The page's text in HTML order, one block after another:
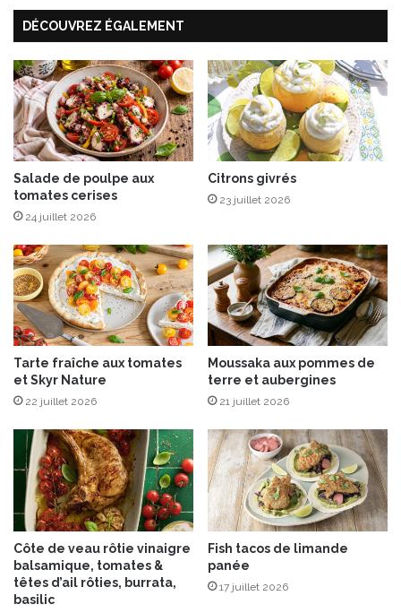
m
e
d
e
b
a
l
s
a
m
i
u
e
s
h
a
u
d
e
s
,
b
l
a
c
s
d
e
p
o
r
e
a
n
d
o
u
DÉCOUVREZ ÉGALEMENT
Salade de poulpe aux
tomates cerises
24 juillet 2026
Citrons givrés
23 juillet 2026
Tarte fraîche aux tomates
et Skyr Nature
22 juillet 2026
Moussaka aux pommes de
terre et aubergines
21 juillet 2026
Côte de veau rôtie vinaigre
balsamique, tomates &
têtes d’ail rôties, burrata,
basilic
Fish tacos de limande
panée
17 juillet 2026